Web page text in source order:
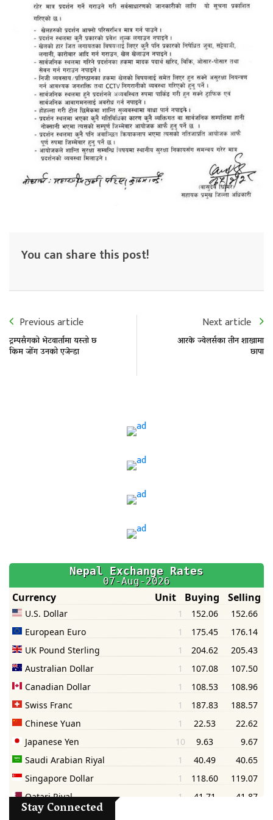
You can share this post!
Previous article
ट्रम्पसँगको भेटवार्तामा यस्तो छ
किम जोंग उनको एजेन्डा
Next article
आरके ज्वेलर्सका तीन शाखामा
छापा
Stay Connected